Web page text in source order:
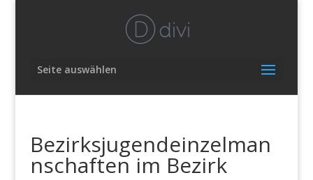
Seite auswählen
Bezirksjugendeinzelman
nschaften im Bezirk